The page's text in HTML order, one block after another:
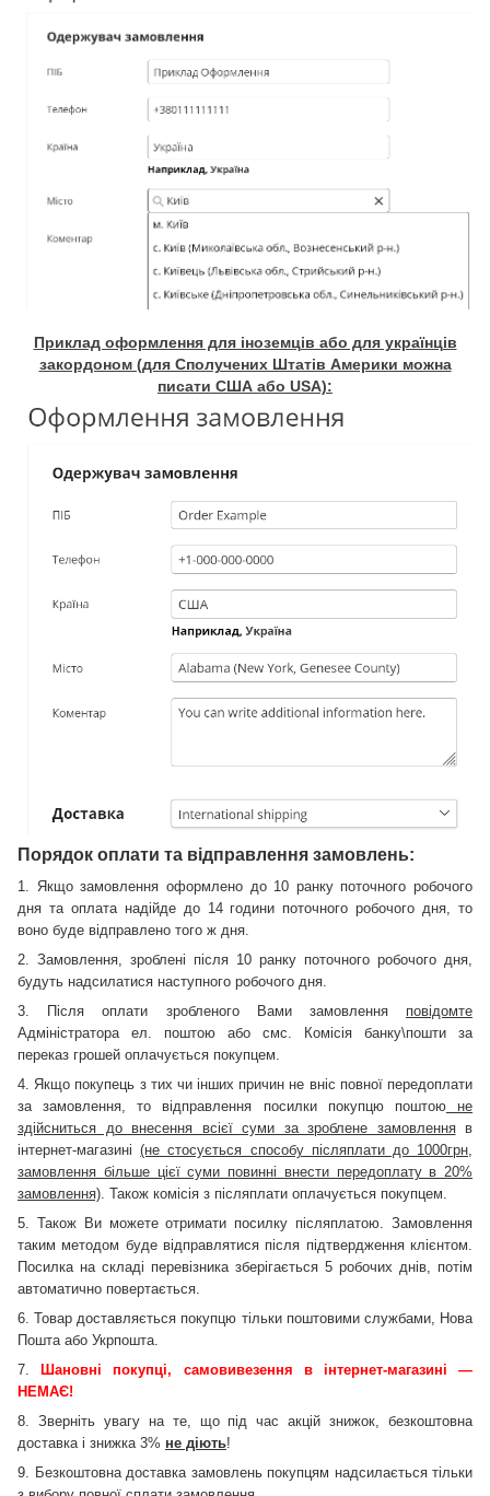
Приклад оформлення для іноземців або для українців
закордоном (для Сполучених Штатів Америки можна
писати США або USA):
Порядок оплати та відправлення замовлень:
1. Якщо замовлення оформлено до 10 ранку поточного робочого
дня та оплата надійде до 14 години поточного робочого дня, то
воно буде відправлено того ж дня.
2. Замовлення, зроблені після 10 ранку поточного робочого дня,
будуть надсилатися наступного робочого дня.
3. Після оплати зробленого Вами замовлення повідомте
Адміністратора ел. поштою або смс . Комісія банку\пошти за
переказ грошей оплачується покупцем.
4. Якщо покупець з тих чи інших причин не вніс повної передоплати
за замовлення, то відправлення посилки покупцю поштоюне
здійсниться до внесення всієї суми за зроблене замовленняв
інтернет-магазині(не стосується способу післяплати до 1000грн,
замовлення більше цієї суми повинні внести передоплату в 20%
замовлення) . Також комісія з післяплати оплачується покупцем.
5. Також Ви можете отримати посилку післяплатою. Замовлення
таким методом буде відправлятися після підтвердження клієнтом.
Посилка на складі перевізника зберігається 5 робочих днів, потім
автоматично повертається.
6. Товар доставляється покупцю тільки поштовими службами, Нова
Пошта або Укрпошта.
7.Шановні покупці, самовивезення в інтернет-магазині —
НЕМАЄ!
8. Зверніть увагу на те, що під час акцій знижок, безкоштовна
доставка і знижка 3% не діють!
9. Безкоштовна доставка замовлень покупцям надсилається тільки